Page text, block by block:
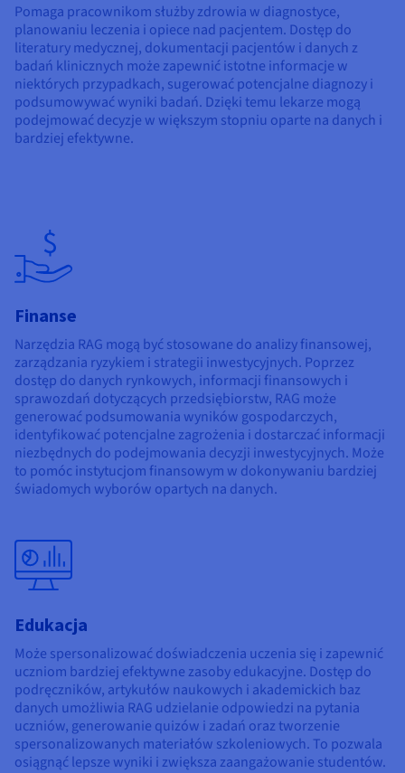
Pomaga pracownikom służby zdrowia w diagnostyce,
planowaniu leczenia i opiece nad pacjentem. Dostęp do
literatury medycznej, dokumentacji pacjentów i danych z
badań klinicznych może zapewnić istotne informacje w
niektórych przypadkach, sugerować potencjalne diagnozy i
podsumowywać wyniki badań. Dzięki temu lekarze mogą
podejmować decyzje w większym stopniu oparte na danych i
bardziej efektywne.
Finanse
Narzędzia RAG mogą być stosowane do analizy finansowej,
zarządzania ryzykiem i strategii inwestycyjnych. Poprzez
dostęp do danych rynkowych, informacji finansowych i
sprawozdań dotyczących przedsiębiorstw, RAG może
generować podsumowania wyników gospodarczych,
identyfikować potencjalne zagrożenia i dostarczać informacji
niezbędnych do podejmowania decyzji inwestycyjnych. Może
to pomóc instytucjom finansowym w dokonywaniu bardziej
świadomych wyborów opartych na danych.
Edukacja
Może spersonalizować doświadczenia uczenia się i zapewnić
uczniom bardziej efektywne zasoby edukacyjne. Dostęp do
podręczników, artykułów naukowych i akademickich baz
danych umożliwia RAG udzielanie odpowiedzi na pytania
uczniów, generowanie quizów i zadań oraz tworzenie
spersonalizowanych materiałów szkoleniowych. To pozwala
osiągnąć lepsze wyniki i zwiększa zaangażowanie studentów.